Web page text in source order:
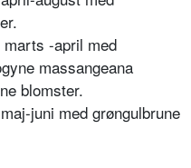
-april med
massangeana
blomster.
juni med grøngulbrune